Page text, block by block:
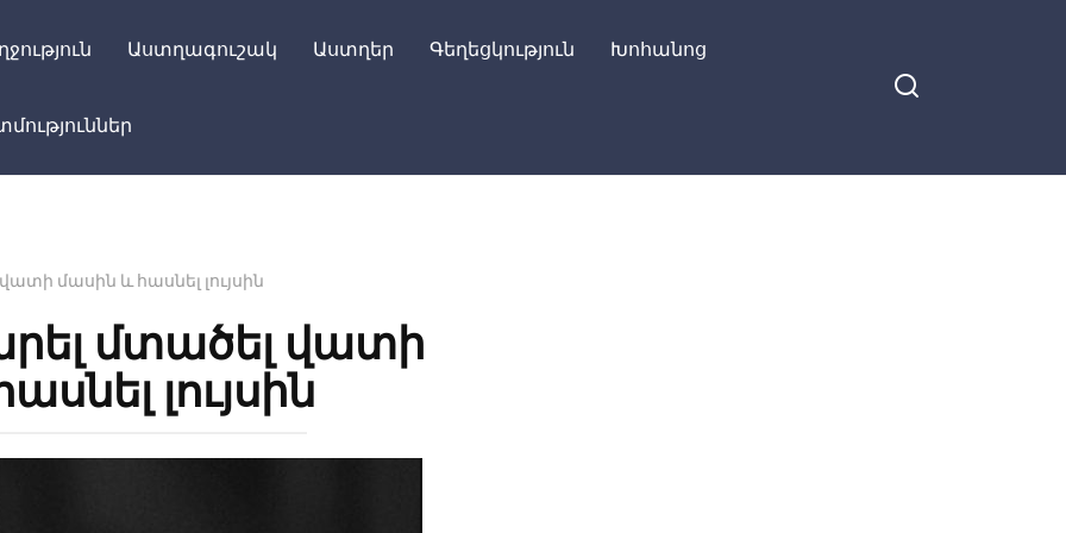
Աստղագուշակ Աստղեր Գեղեցկություն Խոհանոց
մասին և հասնել լույսին
մտածել վատի
լույսին